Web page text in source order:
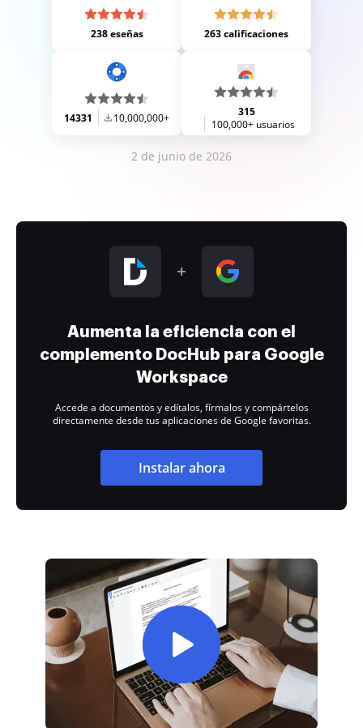
238 eseñas 263 calificaciones
14331 10,000,000+
315
100,000+ usuarios
2 de junio de 2026
Aumenta la eficiencia con el
complemento DocHub para Google
Workspace
Accede a documentos y edítalos, fírmalos y compártelos
directamente desde tus aplicaciones de Google favoritas.
Instalar ahora